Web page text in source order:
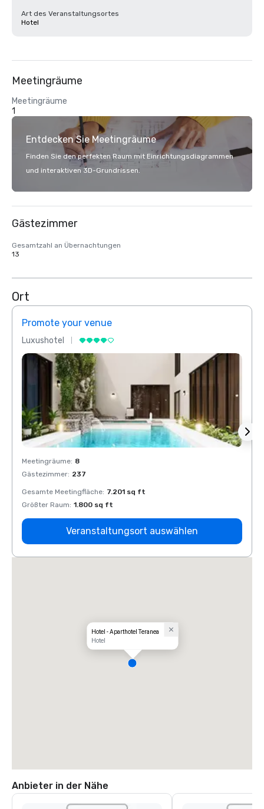
Art des Veranstaltungsortes
Hotel
Meetingräume
Meetingräume
1
Entdecken Sie Meetingräume
Finden Sie den perfekten Raum mit Einrichtungsdiagrammen
und interaktiven 3D-Grundrissen.
Gästezimmer
Gesamtzahl an Übernachtungen
13
Ort
Promote your venue
Luxushotel
Meetingräume: 8
Gästezimmer: 237
Gesamte Meetingfläche: 7.201 sq ft
Größter Raum: 1.800 sq ft
Veranstaltungsort auswählen
Hotel - Aparthotel Teranea
Hotel
Anbieter in der Nähe